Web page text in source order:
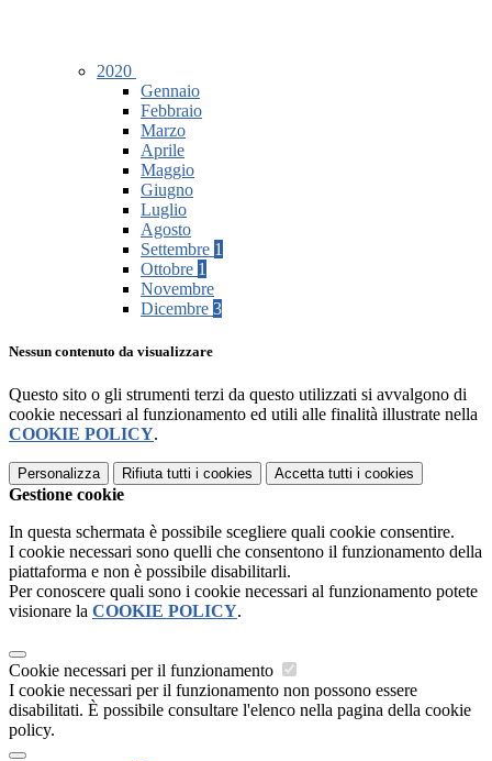
2020
Gennaio
Febbraio
Marzo
Aprile
Maggio
Giugno
Luglio
Agosto
Settembre 1
Ottobre 1
Novembre
Dicembre 3
Nessun contenuto da visualizzare
Questo sito o gli strumenti terzi da questo utilizzati si avvalgono di
cookie necessari al funzionamento ed utili alle finalità illustrate nella
COOKIE POLICY.
Personalizza Rifiuta tutti i cookies Accetta tutti i cookies
Gestione cookie
In questa schermata è possibile scegliere quali cookie consentire.
I cookie necessari sono quelli che consentono il funzionamento della
piattaforma e non è possibile disabilitarli.
Per conoscere quali sono i cookie necessari al funzionamento potete
visionare la COOKIE POLICY.
Cookie necessari per il funzionamento
I cookie necessari per il funzionamento non possono essere
disabilitati. È possibile consultare l'elenco nella pagina della cookie
policy.